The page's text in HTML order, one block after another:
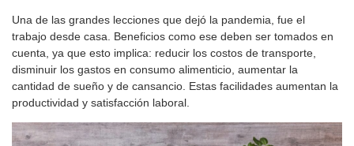
Una de las grandes lecciones que dejó la pandemia, fue el
trabajo desde casa. Beneficios como ese deben ser tomados en
cuenta, ya que esto implica: reducir los costos de transporte,
disminuir los gastos en consumo alimenticio, aumentar la
cantidad de sueño y de cansancio. Estas facilidades aumentan la
productividad y satisfacción laboral.